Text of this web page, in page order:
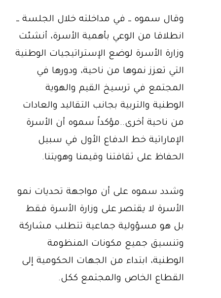
وقال سموه ــ في مداخلته خلال الجلسة ــ
انطلاقا من الوعي بأهمية الأسرة، أنشئت
وزارة الأسرة لوضع الإستراتيجيات الوطنية
التي تعزز نموها من ناحية، ودورها في
المجتمع في ترسيخ القيم والهوية
الوطنية والتربية بجانب التقاليد والعادات
من ناحية أخرى..مؤكداً سموه أن الأسرة
الإماراتية خط الدفاع الأول في سبيل
الحفاظ على ثقافتنا وقيمنا وهويتنا.
وشدد سموه على أن مواجهة تحديات نمو
الأسرة لا يقتصر على وزارة الأسرة فقط
بل هو مسؤولية جماعية تتطلب مشاركة
وتنسيق جميع مكونات المنظومة
الوطنية، ابتداء من الجهات الحكومية إلى
القطاع الخاص والمجتمع ككل.